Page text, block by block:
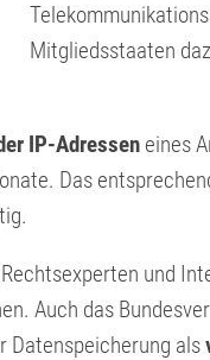
Mitgliedsstaaten
IP-Adressen eines
Das
und
Auch das
Datenspeicherung als